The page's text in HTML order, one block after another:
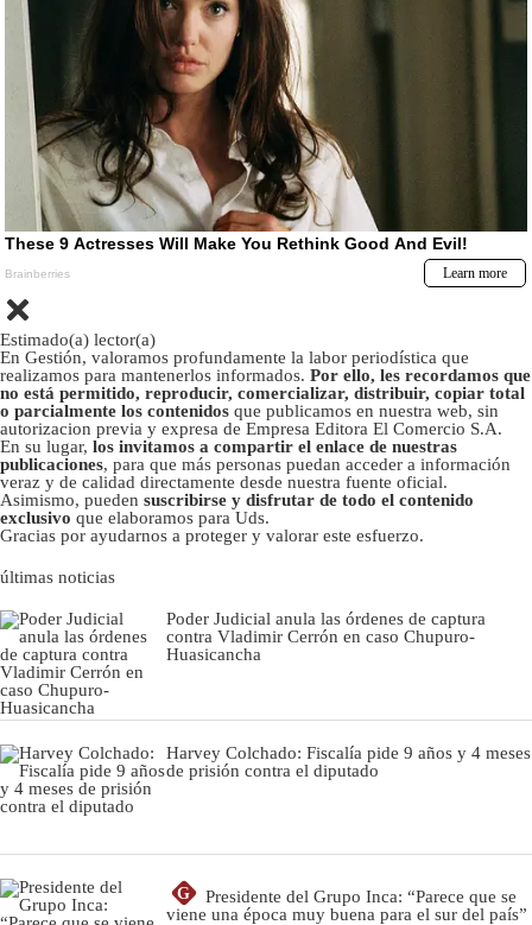
Estimado(a) lector(a)
En Gestión, valoramos profundamente la labor periodística que
realizamos para mantenerlos informados. Por ello, les recordamos que
no está permitido, reproducir, comercializar, distribuir, copiar total
o parcialmente los contenidos que publicamos en nuestra web, sin
autorizacion previa y expresa de Empresa Editora El Comercio S.A.
En su lugar, los invitamos a compartir el enlace de nuestras
publicaciones, para que más personas puedan acceder a información
veraz y de calidad directamente desde nuestra fuente oficial.
Asimismo, pueden suscribirse y disfrutar de todo el contenido
exclusivo que elaboramos para Uds.
Gracias por ayudarnos a proteger y valorar este esfuerzo.
últimas noticias
Poder Judicial anula las órdenes de captura
contra Vladimir Cerrón en caso Chupuro-
Huasicancha
Harvey Colchado: Fiscalía pide 9 años y 4 meses
de prisión contra el diputado
G
Presidente del Grupo Inca: “Parece que se
viene una época muy buena para el sur del país”